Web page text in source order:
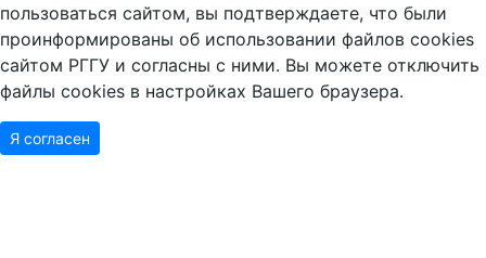
пользоваться сайтом, вы подтверждаете, что были
проинформированы об использовании файлов cookies
сайтом РГГУ и согласны с ними. Вы можете отключить
файлы cookies в настройках Вашего браузера.
Я согласен